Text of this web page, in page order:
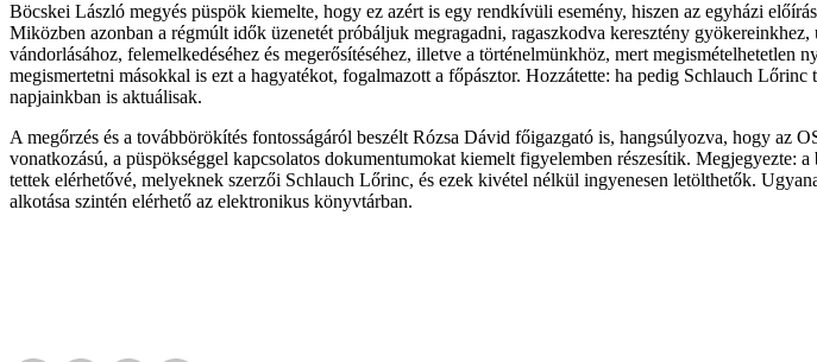
Böcskei László megyés püspök kiemelte, hogy ez azért is egy rendkívüli esemény, hiszen az egyházi
Miközben azonban a régmúlt idők üzenetét próbáljuk megragadni, ragaszkodva keresztény
vándorlásához, felemelkedéséhez és megerősítéséhez, illetve a történelmünkhöz, mert
megismertetni másokkal is ezt a hagyatékot, fogalmazott a főpásztor. Hozzátette: ha pedig Schlauch
napjainkban is aktuálisak.
A megőrzés és a továbbörökítés fontosságáról beszélt Rózsa Dávid főigazgató is, hangsúlyozva, hogy az
vonatkozású, a püspökséggel kapcsolatos dokumentumokat kiemelt figyelemben részesítik.
tettek elérhetővé, melyeknek szerzői Schlauch Lőrinc, és ezek kivétel nélkül ingyenesen letölthetők.
alkotása szintén elérhető az elektronikus könyvtárban.